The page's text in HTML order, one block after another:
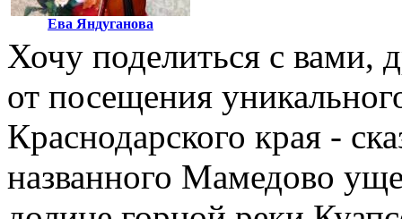
Ева Яндуганова
Хочу поделиться с вами,
от посещения
Краснодарского края -
названного Мамедово